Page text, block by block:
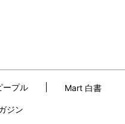
ープル Mart 白書
ジン